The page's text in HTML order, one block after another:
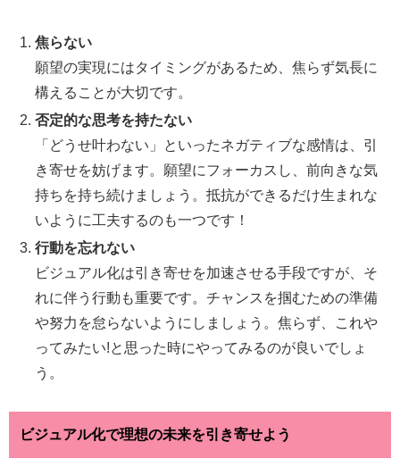
焦らない
願望の実現にはタイミングがあるため、焦らず気長に
構えることが大切です。
否定的な思考を持たない
「どうせ叶わない」といったネガティブな感情は、引
き寄せを妨げます。願望にフォーカスし、前向きな気
持ちを持ち続けましょう。抵抗ができるだけ生まれな
いように工夫するのも一つです！
行動を忘れない
ビジュアル化は引き寄せを加速させる手段ですが、そ
れに伴う行動も重要です。チャンスを掴むための準備
や努力を怠らないようにしましょう。焦らず、これや
ってみたい!と思った時にやってみるのが良いでしょ
う。
ビジュアル化で理想の未来を引き寄せよう